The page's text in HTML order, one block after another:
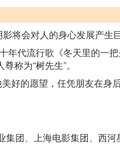
将会对人的身心发展产生
代流行歌《冬天里的一
称为“树先生”。
好的愿望，任凭朋友在身
集团、上海电影集团、西河